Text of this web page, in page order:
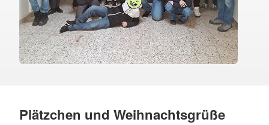
Plätzchen und Weihnachtsgrüße